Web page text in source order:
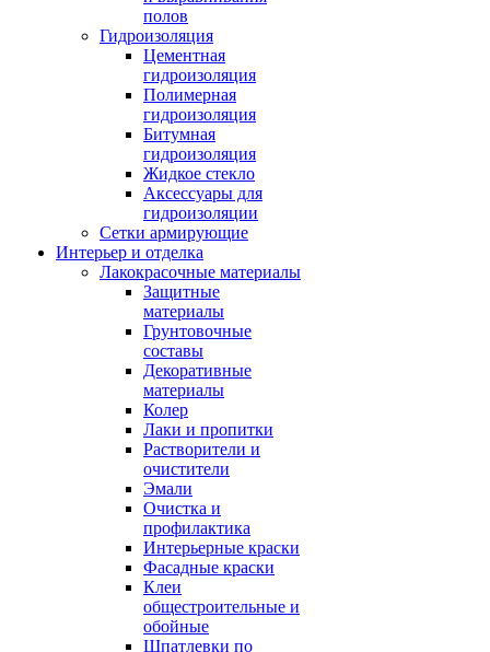
полов
Гидроизоляция
Цементная
гидроизоляция
Полимерная
гидроизоляция
Битумная
гидроизоляция
Жидкое стекло
Аксессуары для
гидроизоляции
Сетки армирующие
Интерьер и отделка
Лакокрасочные материалы
Защитные
материалы
Грунтовочные
составы
Декоративные
материалы
Колер
Лаки и пропитки
Растворители и
очистители
Эмали
Очистка и
профилактика
Интерьерные краски
Фасадные краски
Клеи
общестроительные и
обойные
Шпатлевки по